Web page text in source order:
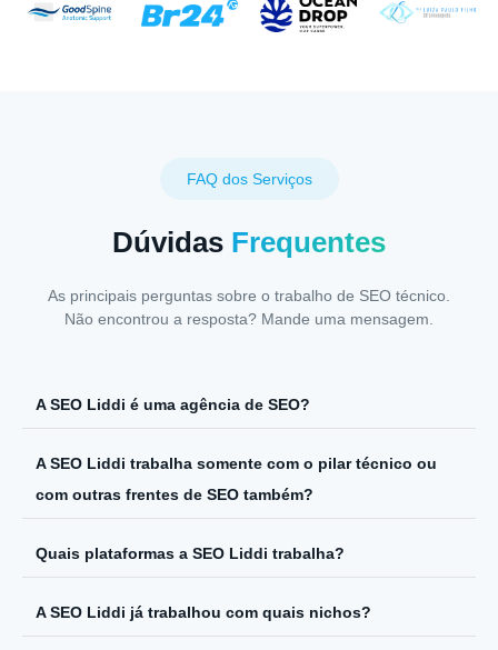
FAQ dos Serviços
Dúvidas Frequentes
As principais perguntas sobre o trabalho de SEO técnico.
Não encontrou a resposta? Mande uma mensagem.
A SEO Liddi é uma agência de SEO?
A SEO Liddi trabalha somente com o pilar técnico ou
com outras frentes de SEO também?
Quais plataformas a SEO Liddi trabalha?
A SEO Liddi já trabalhou com quais nichos?